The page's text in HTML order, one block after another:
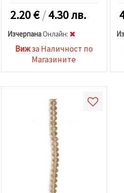
2.20€/4.30 лв.
ИзчерпанаOнлайн:
Вижза Наличност по
Магазините